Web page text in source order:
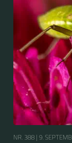
NR. 388 | 9.